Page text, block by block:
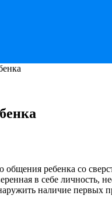
ребенка со
в себе
наличие первых